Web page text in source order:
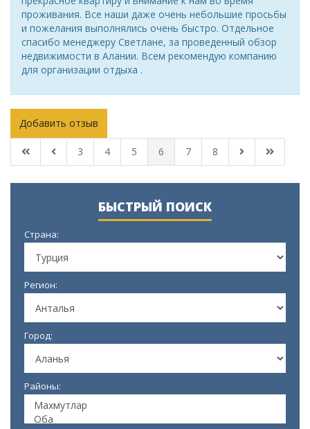
проживания. Все наши даже очень небольшие просьбы
и пожелания выполнялись очень быстро. Отдельное
спасибо менеджеру Светлане, за проведенный обзор
недвижимости в Алании. Всем рекомендую компанию
для организации отдыха .
Добавить отзыв
3 4 5 6 7 8
БЫСТРЫЙ ПОИСК
Страна:
Регион:
Город:
Районы: